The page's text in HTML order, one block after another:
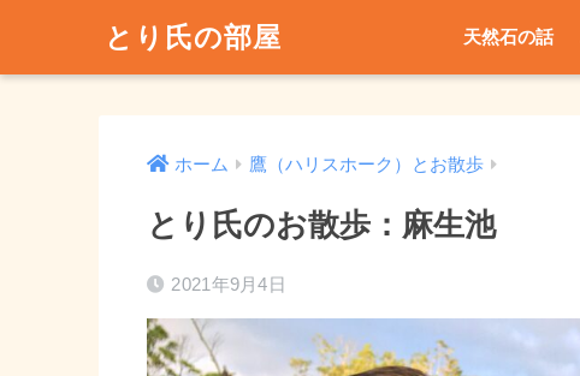
とり氏の部屋 天然石の話
ホーム 鷹（ハリスホーク）とお散歩
とり氏のお散歩：麻生池
2021年9月4日